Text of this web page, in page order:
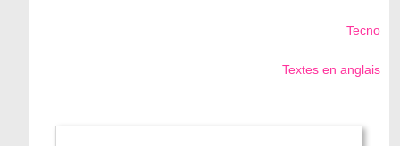
Tecno
Textes en anglais